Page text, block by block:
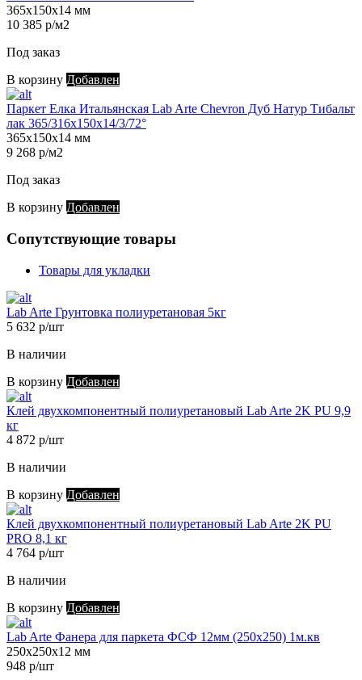
365х150х14 мм
10 385 р/м2
Под заказ
В корзину Добавлен
Паркет Елка Итальянская Lab Arte Chevron Дуб Натур Тибальт
лак 365/316х150х14/3/72°
365х150х14 мм
9 268 р/м2
Под заказ
В корзину Добавлен
Сопутствующие товары
Товары для укладки
Lab Arte Грунтовка полиуретановая 5кг
5 632 р/шт
В наличии
В корзину Добавлен
Клей двухкомпонентный полиуретановый Lab Arte 2K PU 9,9
кг
4 872 р/шт
В наличии
В корзину Добавлен
Клей двухкомпонентный полиуретановый Lab Arte 2K PU
PRO 8,1 кг
4 764 р/шт
В наличии
В корзину Добавлен
Lab Arte Фанера для паркета ФСФ 12мм (250х250) 1м.кв
250х250х12 мм
948 р/шт